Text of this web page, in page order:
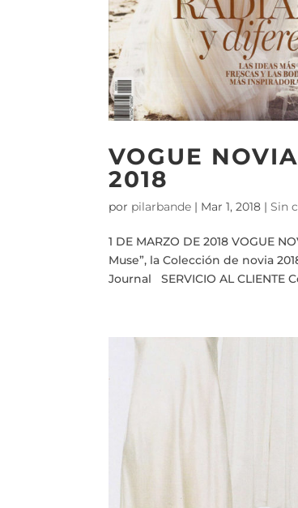
VOGUE
2018
por pilarbande | Mar 1, 2018 |Sin
1 DE MARZO DE 2018 VOGUE
Muse”, la Colección de novia
Journal SERVICIO AL CLIENTE